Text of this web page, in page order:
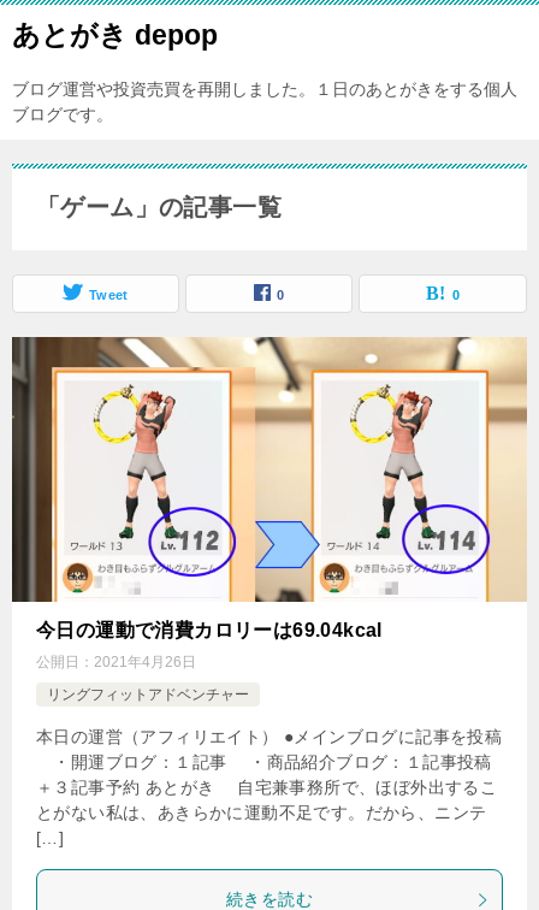
あとがき depop
ブログ運営や投資売買を再開しました。１日のあとがきをする個人
ブログです。
「ゲーム」の記事一覧
Tweet 0 0
今日の運動で消費カロリーは69.04kcal
公開日： 2021年4月26日
リングフィットアドベンチャー
本日の運営（アフィリエイト） ●メインブログに記事を投稿
・開運ブログ：１記事 ・商品紹介ブログ：１記事投稿
＋３記事予約 あとがき 自宅兼事務所で、ほぼ外出するこ
とがない私は、あきらかに運動不足です。だから、ニンテ
[…]
続きを読む